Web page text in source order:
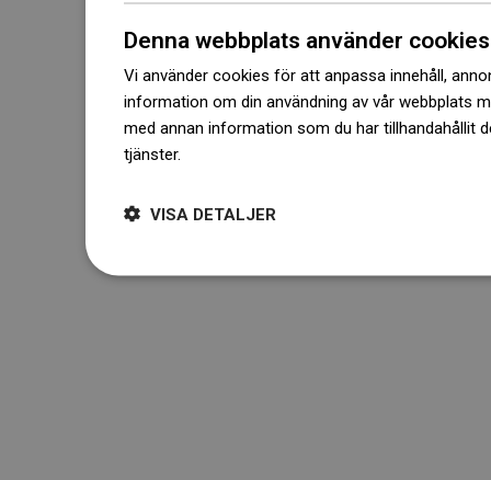
Denna webbplats använder cookies
Vi använder cookies för att anpassa innehåll,
information om din användning av vår webbplats
med annan information som du har tillhandahållit
tjänster.
VISA DETALJER